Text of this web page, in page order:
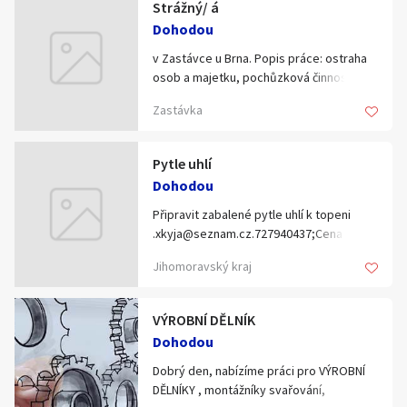
Strážný/ á
Dohodou
v Zastávce u Brna. Popis práce: ostraha
osob a majetku, pochůzková činnost,
dohody. Bližší informace u pohovoru.
Zastávka
Pytle uhlí
Dohodou
Připravit zabalené pytle uhlí k topeni
.xkyja@seznam.cz.727940437;Cena
Jihomoravský kraj
VÝROBNÍ DĚLNÍK
Dohodou
Dobrý den, nabízíme práci pro VÝROBNÍ
DĚLNÍKY , montážníky svařování,
Jihomoravský kraj
Zobrazit všechny regiony
Stáří inzerátu
Neuvedeno
Lokalita:
Neuvedeno
Večer
E-mail
marketingových materiálů a upozornění.